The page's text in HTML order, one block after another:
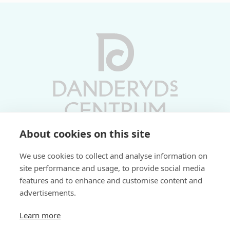
About cookies on this site
We use cookies to collect and analyse information on
site performance and usage, to provide social media
features and to enhance and customise content and
advertisements.
Learn more
Söndagar 11-17 | Livs 07-22
Fri parkering i P-hus: